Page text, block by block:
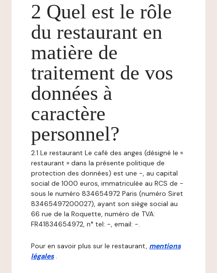
2 Quel est le rôle
du restaurant en
matière de
traitement de vos
données à
caractère
personnel?
2.1 Le restaurant Le café des anges (désigné le «
restaurant » dans la présente politique de
protection des données) est une -, au capital
social de 1000 euros, immatriculée au RCS de -
sous le numéro 834654972 Paris (numéro Siret
83465497200027), ayant son siège social au
66 rue de la Roquette, numéro de TVA:
FR41834654972, n° tel: -, email: -.
Pour en savoir plus sur le restaurant, mentions
légales .